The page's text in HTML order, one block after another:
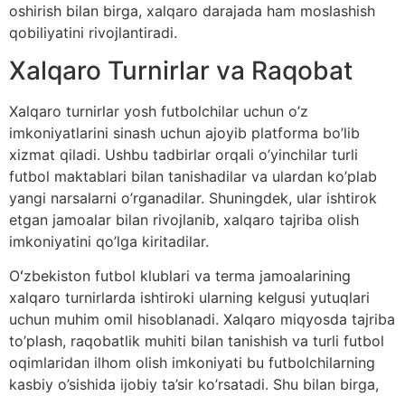
oshirish bilan birga, xalqaro darajada ham moslashish
qobiliyatini rivojlantiradi.
Xalqaro Turnirlar va Raqobat
Xalqaro turnirlar yosh futbolchilar uchun o’z
imkoniyatlarini sinash uchun ajoyib platforma bo’lib
xizmat qiladi. Ushbu tadbirlar orqali o’yinchilar turli
futbol maktablari bilan tanishadilar va ulardan ko’plab
yangi narsalarni o’rganadilar. Shuningdek, ular ishtirok
etgan jamoalar bilan rivojlanib, xalqaro tajriba olish
imkoniyatini qo’lga kiritadilar.
Oʻzbekiston futbol klublari va terma jamoalarining
xalqaro turnirlarda ishtiroki ularning kelgusi yutuqlari
uchun muhim omil hisoblanadi. Xalqaro miqyosda tajriba
to’plash, raqobatlik muhiti bilan tanishish va turli futbol
oqimlaridan ilhom olish imkoniyati bu futbolchilarning
kasbiy o’sishida ijobiy ta’sir ko’rsatadi. Shu bilan birga,